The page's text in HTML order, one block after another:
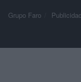
Grupo Faro Publicidad